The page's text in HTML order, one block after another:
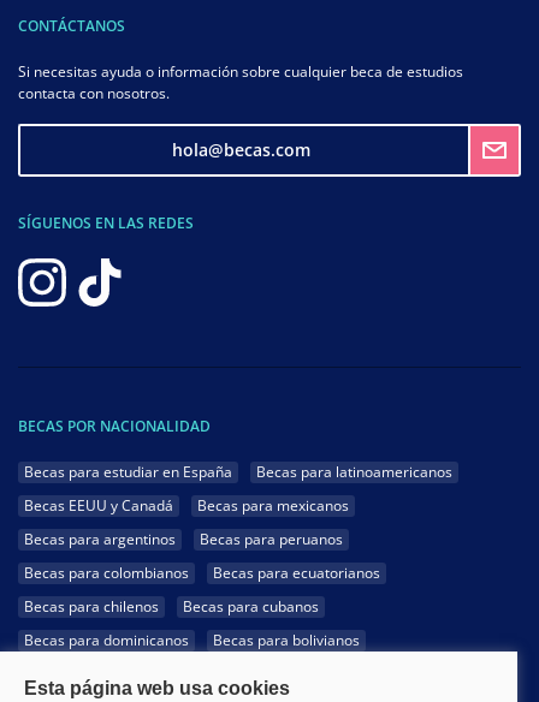
CONTÁCTANOS
Si necesitas ayuda o información sobre cualquier beca de estudios
contacta con nosotros.
hola@becas.com
SÍGUENOS EN LAS REDES
BECAS POR NACIONALIDAD
Becas para estudiar en España
Becas para latinoamericanos
Becas EEUU y Canadá
Becas para mexicanos
Becas para argentinos
Becas para peruanos
Becas para colombianos
Becas para ecuatorianos
Becas para chilenos
Becas para cubanos
Becas para dominicanos
Becas para bolivianos